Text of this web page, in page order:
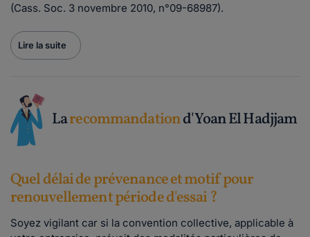
(Cass. Soc. 3 novembre 2010, n°09-68987).
Lire la suite
Larecommandationd'Yoan El Hadjjam
Quel délai de prévenance et motif pour
renouvellement période d'essai ?
Soyez vigilant car si la convention collective, applicable à